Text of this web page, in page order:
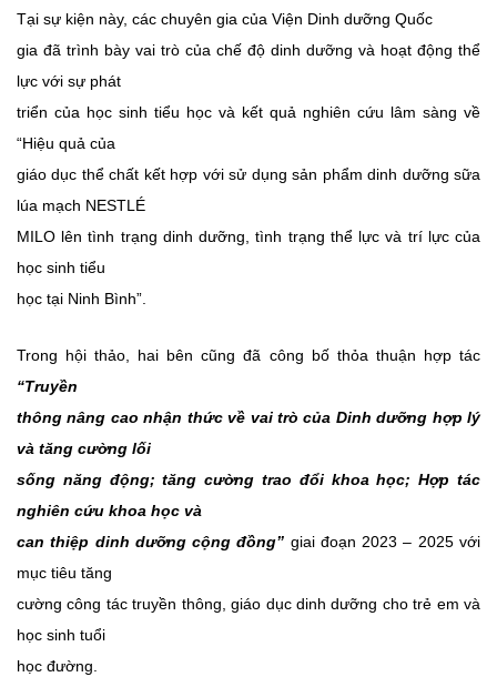
Tại sự kiện này, các chuyên gia của Viện Dinh dưỡng Quốc
gia đã trình bày vai trò của chế độ dinh dưỡng và hoạt động thể
lực với sự phát
triển của học sinh tiểu học và kết quả nghiên cứu lâm sàng về
“Hiệu quả của
giáo dục thể chất kết hợp với sử dụng sản phẩm dinh dưỡng sữa
lúa mạch NESTLÉ
MILO lên tình trạng dinh dưỡng, tình trạng thể lực và trí lực của
học sinh tiểu
học tại Ninh Bình”.
Trong hội thảo, hai bên cũng đã công bố thỏa thuận hợp tác
“Truyền
thông nâng cao nhận thức về vai trò của Dinh dưỡng hợp lý
và tăng cường lối
sống năng động; tăng cường trao đổi khoa học; Hợp tác
nghiên cứu khoa học và
can thiệp dinh dưỡng cộng đồng” giai đoạn 2023 – 2025 với
mục tiêu tăng
cường công tác truyền thông, giáo dục dinh dưỡng cho trẻ em và
học sinh tuổi
học đường.